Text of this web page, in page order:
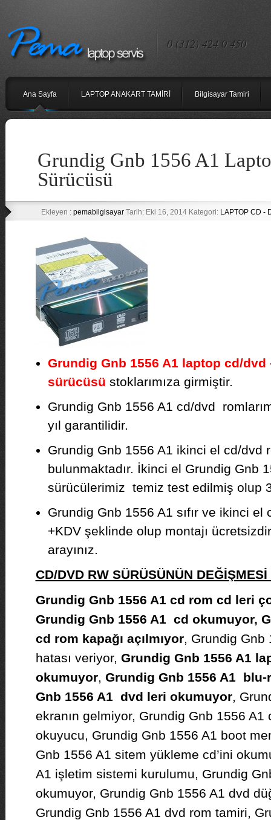
0 (312) 424 0 450
Ana Sayfa LAPTOP ANAKART TAMİRİ Bilgisayar Tamiri
Grundig Gnb 1556 A1
Sürücüsü
Ekleyen : pemabilgisayarTarih: Eki 16, 2014 Kategori: LAPTOP CD -
Grundig Gnb 1556 A1 laptop cd/dvd
sürücüsü stoklarımıza girmiştir.
Grundig Gnb 1556 A1 cd/dvd
yıl garantilidir.
Grundig Gnb 1556 A1 ikinci el cd/dvd
bulunmaktadır. İkinci el Grundig Gnb
sürücülerimiz temiz test edilmiş olup
Grundig Gnb 1556 A1 sıfır ve ikinci el
+KDV şeklinde olup montajı
arayınız.
CD/DVD RW SÜRÜSÜNÜN
Grundig Gnb 1556 A1 cd rom cd leri
Grundig Gnb 1556 A1 cd okumuyor,
cd rom kapağı açılmıyor, Grundig Gnb
hatası veriyor, Grundig Gnb 1556 A1
okumuyor, Grundig Gnb 1556 A1 blu-
Gnb 1556 A1 dvd leri okumuyor,
ekranın gelmiyor, Grundig Gnb 1556 A1
okuyucu, Grundig Gnb 1556 A1 boot
Gnb 1556 A1 sitem yükleme cd’ini
A1 işletim sistemi kurulumu, Grundig
okumuyor, Grundig Gnb 1556 A1 dvd
Grundig Gnb 1556 A1 dvd rom tamiri,